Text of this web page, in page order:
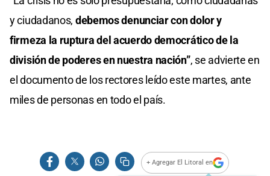
y ciudadanos, debemos denunciar con dolor y
firmeza la ruptura del acuerdo democrático de la
división de poderes en nuestra nación”, se advierte en
el documento de los rectores leído este martes, ante
miles de personas en todo el país.
+ Agregar El Litoral en